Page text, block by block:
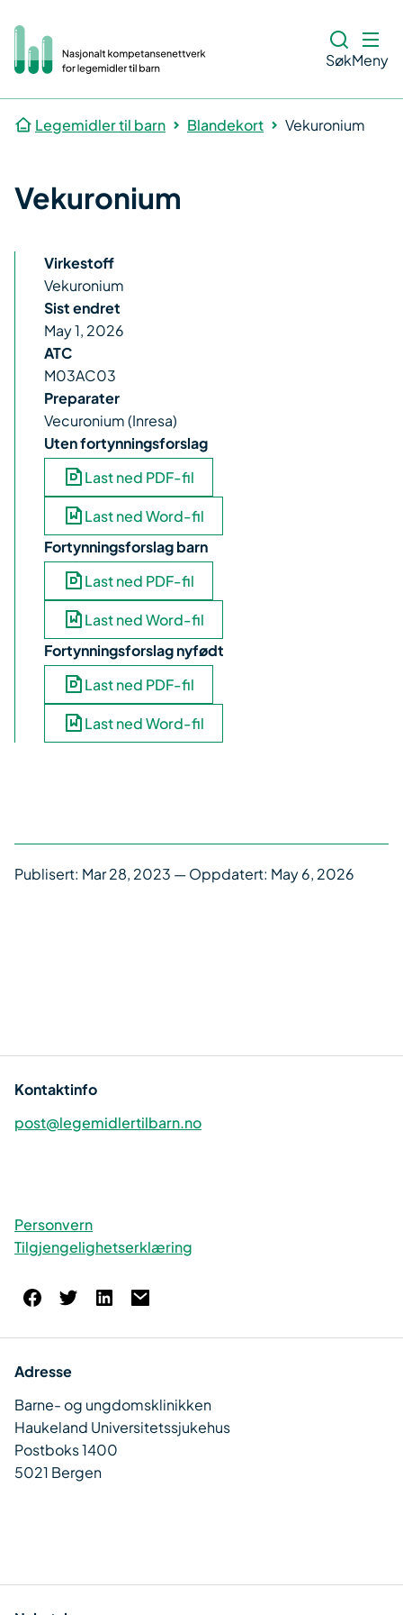
SøkMeny
Legemidler til barn Blandekort Vekuronium
Vekuronium
Virkestoff
Vekuronium
Sist endret
May 1, 2026
ATC
M03AC03
Preparater
Vecuronium (Inresa)
Uten fortynningsforslag
Last ned PDF-fil
Last ned Word-fil
Fortynningsforslag barn
Last ned PDF-fil
Last ned Word-fil
Fortynningsforslag nyfødt
Last ned PDF-fil
Last ned Word-fil
Publisert: Mar 28, 2023 — Oppdatert: May 6, 2026
Kontaktinfo
post@legemidlertilbarn.no
Personvern
Tilgjengelighetserklæring
Adresse
Barne- og ungdomsklinikken
Haukeland Universitetssjukehus
Postboks 1400
5021 Bergen